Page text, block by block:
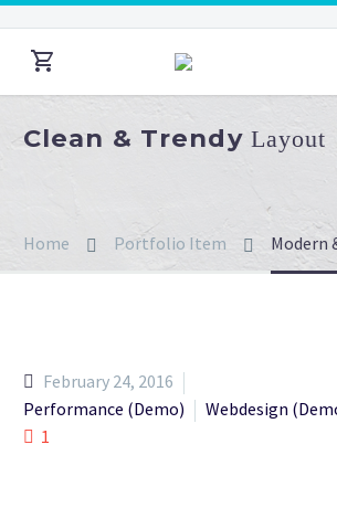
Clean & Trendy Layout
Home Portfolio Item Modern
February 24, 2016
Performance (Demo)
Webdesign
1